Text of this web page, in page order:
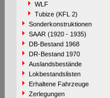
WLF
Tubize (KFL 2)
Sonderkonstruktionen
SAAR (1920 - 1935)
DB-Bestand 1968
DR-Bestand 1970
Auslandsbestände
Lokbestandslisten
Erhaltene Fahrzeuge
Zerlegungen